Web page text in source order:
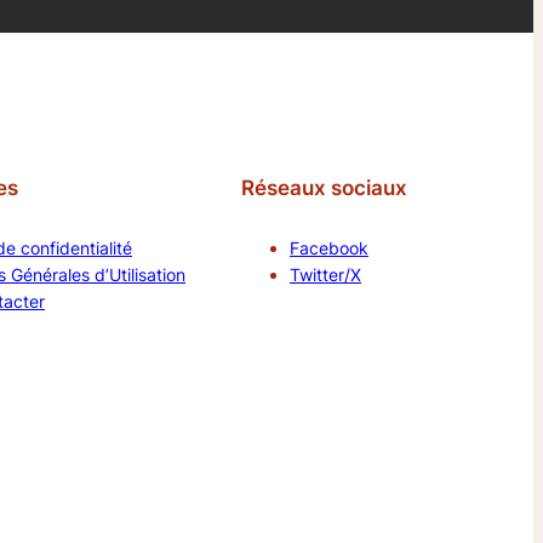
confidentialité
Générales d’Utilisation
Réseaux sociaux
Facebook
Twitter/X